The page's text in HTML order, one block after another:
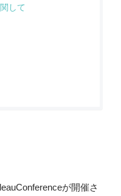
して
が開催さ